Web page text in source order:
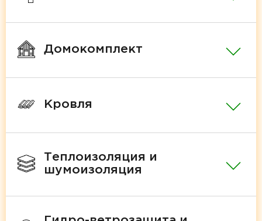
Домокомплект
Кровля
Теплоизоляция и
шумоизоляция